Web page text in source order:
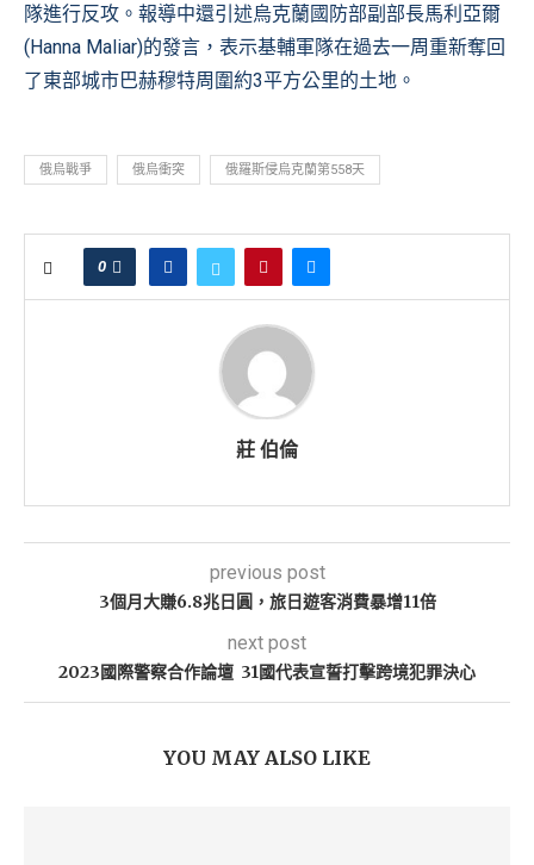
隊進行反攻。報導中還引述烏克蘭國防部副部長馬利亞爾
(Hanna Maliar)的發言，表示基輔軍隊在過去一周重新奪回
了東部城市巴赫穆特周圍約3平方公里的土地。
俄烏戰爭 俄烏衝突 俄羅斯侵烏克蘭第558天
0
莊 伯倫
previous post
3個月大賺6.8兆日圓，旅日遊客消費暴增11倍
next post
2023國際警察合作論壇 31國代表宣誓打擊跨境犯罪決心
YOU MAY ALSO LIKE